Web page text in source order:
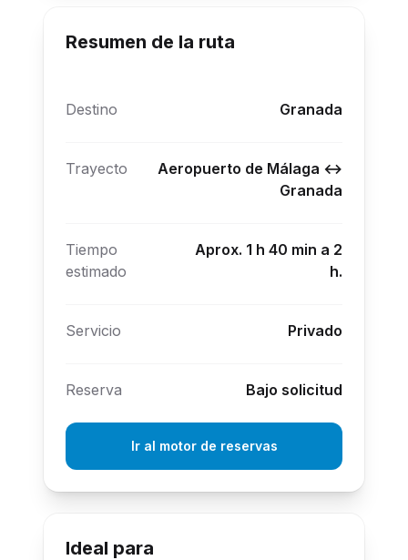
Resumen de la ruta
Destino Granada
Trayecto
Aeropuerto de Málaga ↔
Granada
Tiempo
estimado
Aprox. 1 h 40 min a 2
h.
Servicio Privado
Reserva Bajo solicitud
Ir al motor de reservas
Ideal para